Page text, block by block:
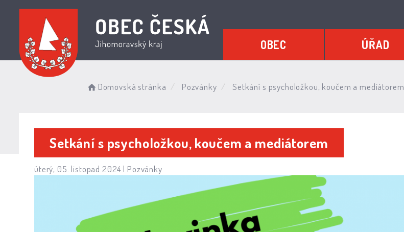
OBEC ÚŘAD
Domovská stránka Pozvánky Setkání s psycholožkou, koučem a mediátorem
Setkání s psycholožkou, koučem a mediátorem
úterý, 05. listopad 2024 | Pozvánky